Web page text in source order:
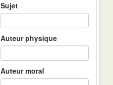
Sujet
Auteur physique
Auteur moral